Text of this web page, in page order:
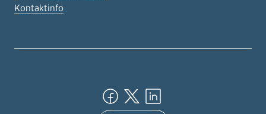
Kontaktinfo